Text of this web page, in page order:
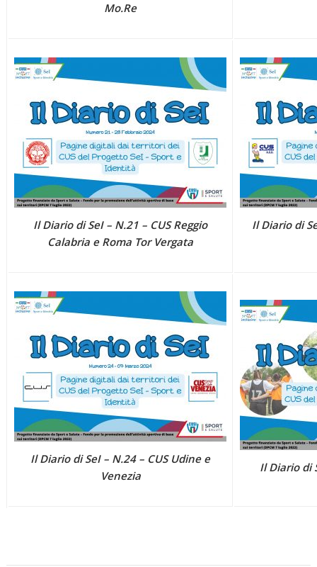
Mo.Re
Il Diario di SeI – N.21 – CUS Reggio
Calabria e Roma Tor Vergata
Il Diario di
Il Diario di SeI – N.24 – CUS Udine e
Venezia
Il Diario di